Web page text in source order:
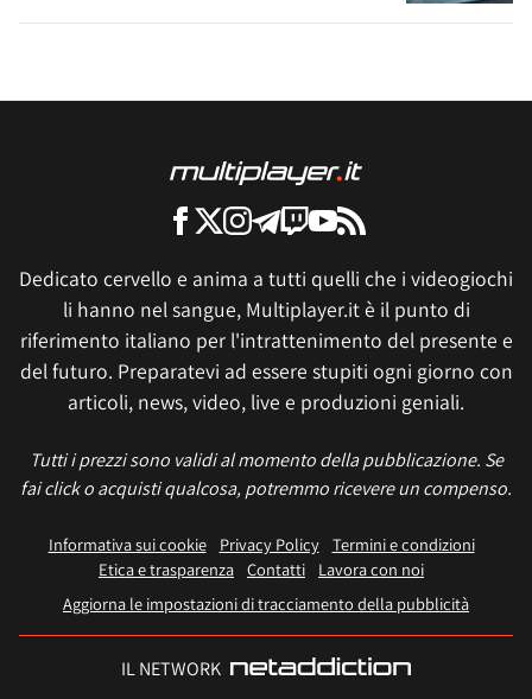
Dedicato cervello e anima a tutti quelli che i videogiochi
li hanno nel sangue, Multiplayer.it è il punto di
riferimento italiano per l'intrattenimento del presente e
del futuro. Preparatevi ad essere stupiti ogni giorno con
articoli, news, video, live e produzioni geniali.
Tutti i prezzi sono validi al momento della pubblicazione. Se
fai click o acquisti qualcosa, potremmo ricevere un compenso.
Informativa sui cookie Privacy Policy
Termini e condizioni
Etica e trasparenza Contatti
Lavora con noi
Aggiorna le impostazioni di tracciamento della pubblicità
IL NETWORK